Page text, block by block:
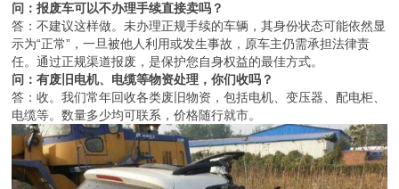
问：报废车可以不办理手续直接卖吗？
答：不建议这样做。未办理正规手续的车辆，其身份状态可能依然显
示为“正常”，一旦被他人利用或发生事故，原车主仍需承担法律责
任。通过正规渠道报废，是保护您自身权益的最佳方式。
问：有废旧电机、电缆等物资处理，你们收吗？
答：收。我们常年回收各类废旧物资，包括电机、变压器、配电柜、
电缆等。数量多少均可联系，价格随行就市。